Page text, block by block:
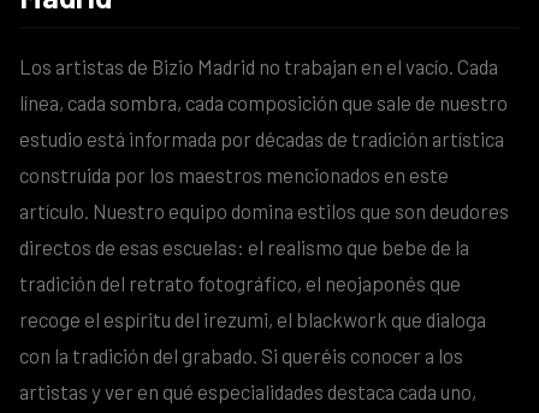
Los artistas de Bizio Madrid no trabajan en el vacío. Cada
línea, cada sombra, cada composición que sale de nuestro
estudio está informada por décadas de tradición artística
construida por los maestros mencionados en este
artículo. Nuestro equipo domina estilos que son deudores
directos de esas escuelas: el realismo que bebe de la
tradición del retrato fotográfico, el neojaponés que
recoge el espíritu del irezumi, el blackwork que dialoga
con la tradición del grabado. Si queréis conocer a los
artistas y ver en qué especialidades destaca cada uno,